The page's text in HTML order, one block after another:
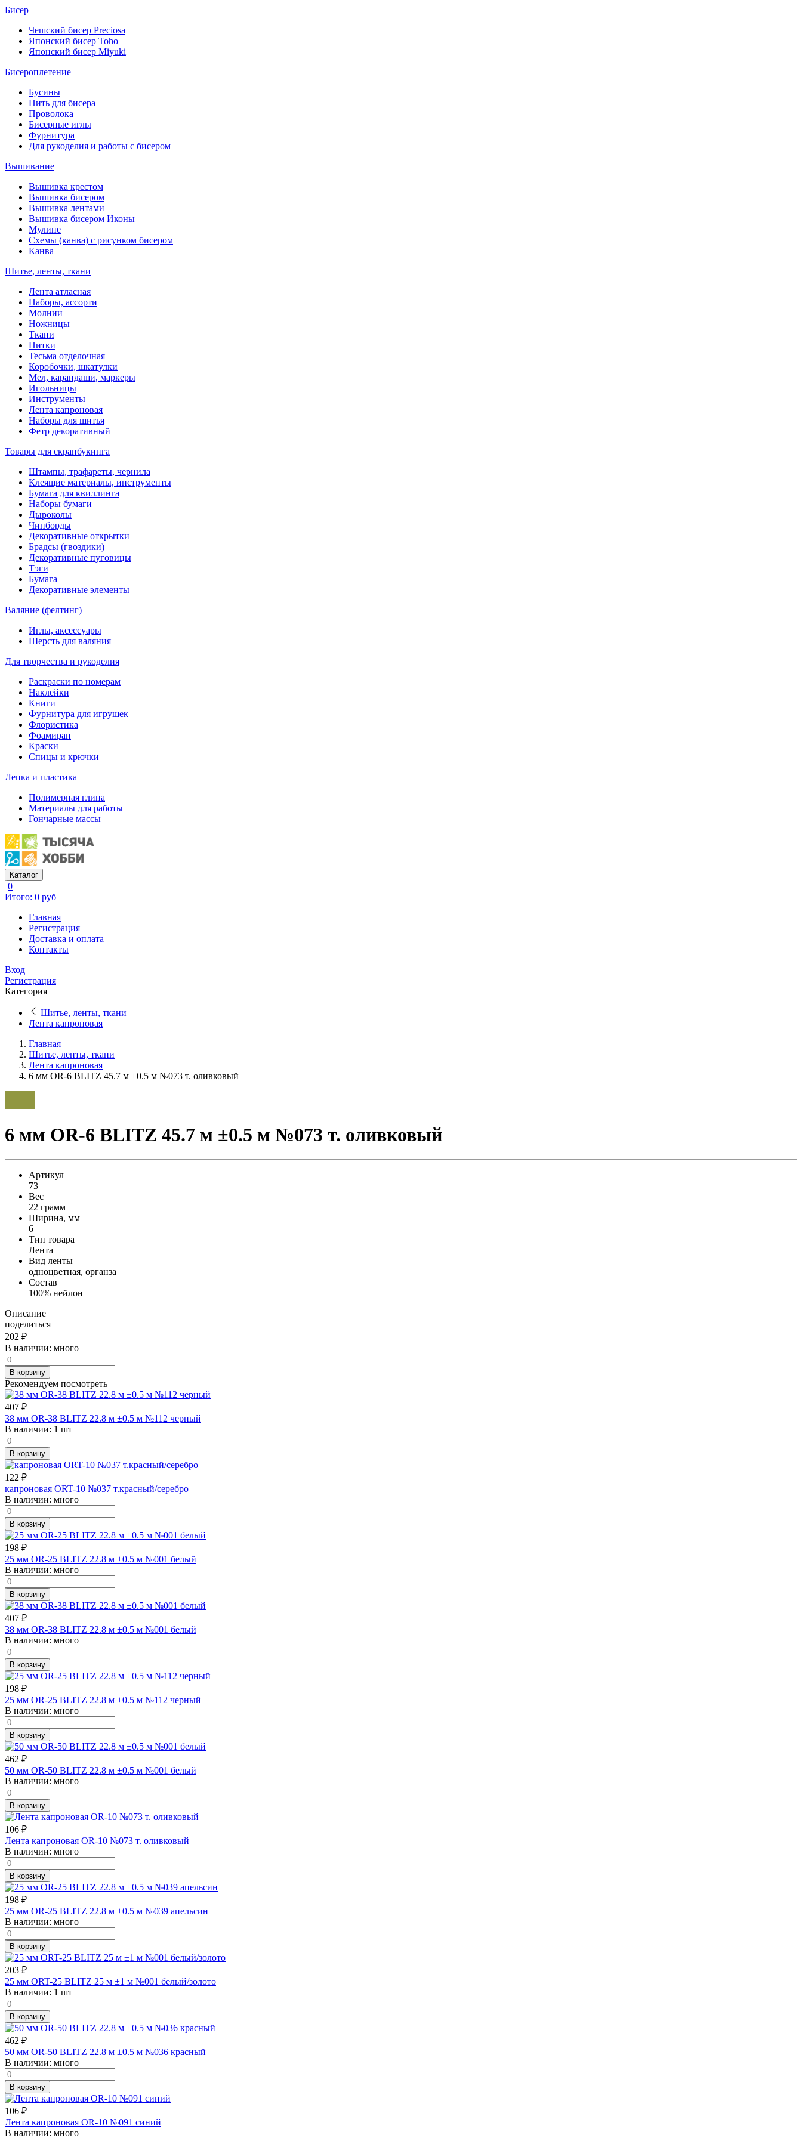
Бисер
Чешский бисер Preciosa
Японский бисер Toho
Японский бисер Miyuki
Бисероплетение
Бусины
Нить для бисера
Проволока
Бисерные иглы
Фурнитура
Для рукоделия и работы с бисером
Вышивание
Вышивка крестом
Вышивка бисером
Вышивка лентами
Вышивка бисером Иконы
Мулине
Схемы (канва) с рисунком бисером
Канва
Шитье, ленты, ткани
Лента атласная
Наборы, ассорти
Молнии
Ножницы
Ткани
Нитки
Тесьма отделочная
Коробочки, шкатулки
Мел, карандаши, маркеры
Игольницы
Инструменты
Лента капроновая
Наборы для шитья
Фетр декоративный
Товары для скрапбукинга
Штампы, трафареты, чернила
Клеящие материалы, инструменты
Бумага для квиллинга
Наборы бумаги
Дыроколы
Чипборды
Декоративные открытки
Брадсы (гвоздики)
Декоративные пуговицы
Тэги
Бумага
Декоративные элементы
Валяние (фелтинг)
Иглы, аксессуары
Шерсть для валяния
Для творчества и рукоделия
Раскраски по номерам
Наклейки
Книги
Фурнитура для игрушек
Флористика
Фоамиран
Краски
Спицы и крючки
Лепка и пластика
Полимерная глина
Материалы для работы
Гончарные массы
Каталог
0
Итого: 0 руб
Главная
Регистрация
Доставка и оплата
Контакты
Вход
Регистрация
Категория
Шитье, ленты, ткани
Лента капроновая
Главная
Шитье, ленты, ткани
Лента капроновая
6 мм OR-6 BLITZ 45.7 м ±0.5 м №073 т. оливковый
6 мм OR-6 BLITZ 45.7 м ±0.5 м №073 т. оливковый
Артикул
73
Вес
22 грамм
Ширина, мм
6
Тип товара
Лента
Вид ленты
одноцветная, органза
Состав
100% нейлон
Описание
поделиться
202 ₽
В наличии: много
В корзину
Рекомендуем посмотреть
407 ₽
38 мм OR-38 BLITZ 22.8 м ±0.5 м №112 черный
В наличии: 1 шт
В корзину
122 ₽
капроновая ORT-10 №037 т.красный/серебро
В наличии: много
В корзину
198 ₽
25 мм OR-25 BLITZ 22.8 м ±0.5 м №001 белый
В наличии: много
В корзину
407 ₽
38 мм OR-38 BLITZ 22.8 м ±0.5 м №001 белый
В наличии: много
В корзину
198 ₽
25 мм OR-25 BLITZ 22.8 м ±0.5 м №112 черный
В наличии: много
В корзину
462 ₽
50 мм OR-50 BLITZ 22.8 м ±0.5 м №001 белый
В наличии: много
В корзину
106 ₽
Лента капроновая OR-10 №073 т. оливковый
В наличии: много
В корзину
198 ₽
25 мм OR-25 BLITZ 22.8 м ±0.5 м №039 апельсин
В наличии: много
В корзину
203 ₽
25 мм ORT-25 BLITZ 25 м ±1 м №001 белый/золото
В наличии: 1 шт
В корзину
462 ₽
50 мм OR-50 BLITZ 22.8 м ±0.5 м №036 красный
В наличии: много
В корзину
106 ₽
Лента капроновая OR-10 №091 синий
В наличии: много